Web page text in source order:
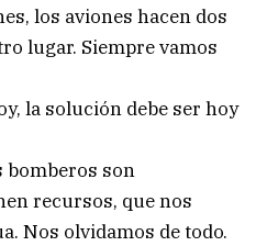
los aviones hacen dos
lugar. Siempre vamos
la solución debe ser hoy
bomberos son
recursos, que nos
Nos olvidamos de todo.